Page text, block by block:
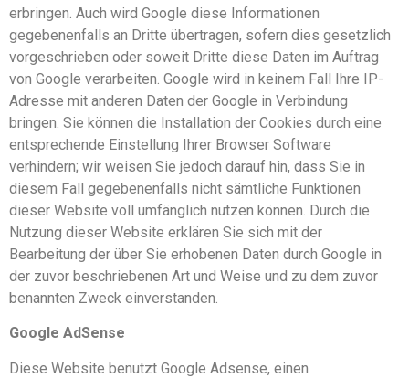
erbringen. Auch wird Google diese Informationen
gegebenenfalls an Dritte übertragen, sofern dies gesetzlich
vorgeschrieben oder soweit Dritte diese Daten im Auftrag
von Google verarbeiten. Google wird in keinem Fall Ihre IP-
Adresse mit anderen Daten der Google in Verbindung
bringen. Sie können die Installation der Cookies durch eine
entsprechende Einstellung Ihrer Browser Software
verhindern; wir weisen Sie jedoch darauf hin, dass Sie in
diesem Fall gegebenenfalls nicht sämtliche Funktionen
dieser Website voll umfänglich nutzen können. Durch die
Nutzung dieser Website erklären Sie sich mit der
Bearbeitung der über Sie erhobenen Daten durch Google in
der zuvor beschriebenen Art und Weise und zu dem zuvor
benannten Zweck einverstanden.
Google AdSense
Diese Website benutzt Google Adsense, einen